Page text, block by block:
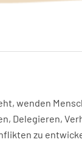
wenden
Delegieren,
zu